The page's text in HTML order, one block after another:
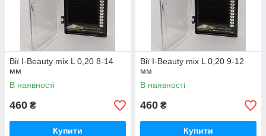
Вії I-Beauty mix L 0,20 8-14
мм
В наявності
460 ₴
Купити
Вії I-Beauty mix L 0,20 9-12
мм
В наявності
460 ₴
Купити